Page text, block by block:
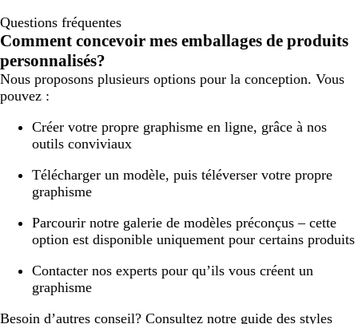
Questions fréquentes
Comment concevoir mes emballages de produits
personnalisés?
Nous proposons plusieurs options pour la conception. Vous
pouvez :
Créer votre propre graphisme en ligne, grâce à nos
outils conviviaux
Télécharger un modèle, puis téléverser votre propre
graphisme
Parcourir notre galerie de modèles préconçus – cette
option est disponible uniquement pour certains produits
Contacter nos experts pour qu’ils vous créent un
graphisme
Besoin d’autres conseil? Consultez notre guide des styles